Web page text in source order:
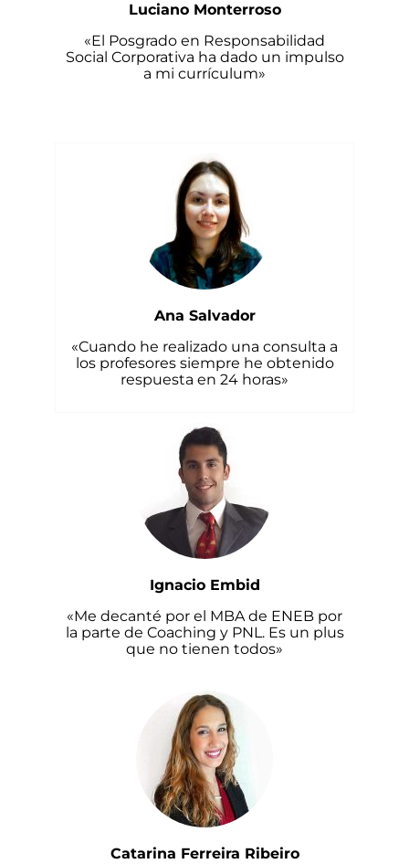
Luciano Monterroso
«El Posgrado en Responsabilidad
Social Corporativa ha dado un impulso
a mi currículum»
Ana Salvador
«Cuando he realizado una consulta a
los profesores siempre he obtenido
respuesta en 24 horas»
Ignacio Embid
«Me decanté por el MBA de ENEB por
la parte de Coaching y PNL. Es un plus
que no tienen todos»
Catarina Ferreira Ribeiro